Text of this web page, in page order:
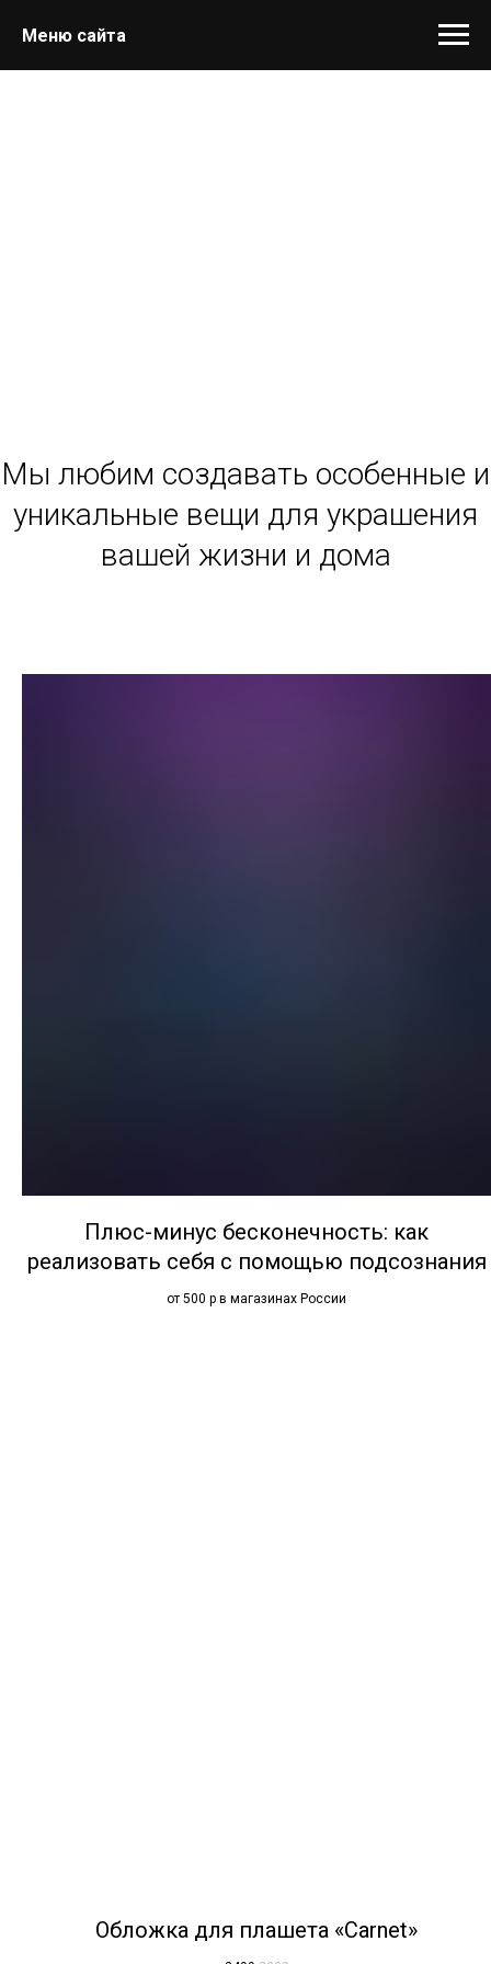
Меню сайта
Мы любим создавать особенные и
уникальные вещи для украшения
вашей жизни и дома
Плюс-минус бесконечность: как
реализовать себя с помощью подсознания
от 500 р в магазинах России
Обложка для плашета «Carnet»